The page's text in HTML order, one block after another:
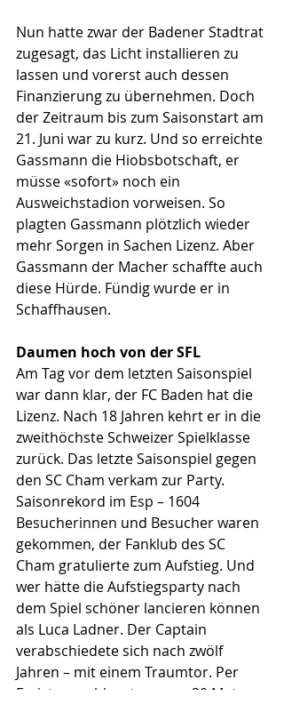
Nun hatte zwar der Badener Stadtrat
zugesagt, das Licht installieren zu
lassen und vorerst auch dessen
Finanzierung zu übernehmen. Doch
der Zeitraum bis zum Saisonstart am
21. Juni war zu kurz. Und so erreichte
Gassmann die Hiobsbotschaft, er
müsse «sofort» noch ein
Ausweichstadion vorweisen. So
plagten Gassmann plötzlich wieder
mehr Sorgen in Sachen Lizenz. Aber
Gassmann der Macher schaffte auch
diese Hürde. Fündig wurde er in
Schaffhausen.
Daumen hoch von der SFL
Am Tag vor dem letzten Saisonspiel
war dann klar, der FC Baden hat die
Lizenz. Nach 18 Jahren kehrt er in die
zweithöchste Schweizer Spielklasse
zurück. Das letzte Saisonspiel gegen
den SC Cham verkam zur Party.
Saisonrekord im Esp – 1604
Besucherinnen und Besucher waren
gekommen, der Fanklub des SC
Cham gratulierte zum Aufstieg. Und
wer hätte die Aufstiegsparty nach
dem Spiel schöner lancieren können
als Luca Ladner. Der Captain
verabschiedete sich nach zwölf
Jahren – mit einem Traumtor. Per
Freistoss schlenzte er aus 20 Metern